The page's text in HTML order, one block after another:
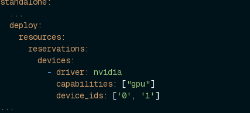
...
deploy:
resources:
reservations:
devices:
- driver:
nvidia
capabilities:
["gpu"]
device_ids:
[ '0' , '1'
...